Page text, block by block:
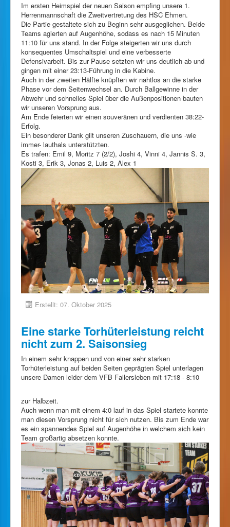
Im ersten Heimspiel der neuen Saison empfing unsere 1.
Herrenmannschaft die Zweitvertretung des HSC Ehmen.
Die Partie gestaltete sich zu Beginn sehr ausgeglichen. Beide
Teams agierten auf Augenhöhe, sodass es nach 15 Minuten
11:10 für uns stand. In der Folge steigerten wir uns durch
konsequentes Umschaltspiel und eine verbesserte
Defensivarbeit. Bis zur Pause setzten wir uns deutlich ab und
gingen mit einer 23:13-Führung in die Kabine.
Auch in der zweiten Hälfte knüpften wir nahtlos an die starke
Phase vor dem Seitenwechsel an. Durch Ballgewinne in der
Abwehr und schnelles Spiel über die Außenpositionen bauten
wir unseren Vorsprung aus.
Am Ende feierten wir einen souveränen und verdienten 38:22-
Erfolg.
Ein besonderer Dank gilt unseren Zuschauern, die uns -wie
immer- lauthals unterstützten.
Es trafen: Emil 9, Moritz 7 (2/2), Joshi 4, Vinni 4, Jannis S. 3,
Kosti 3, Erik 3, Jonas 2, Luis 2, Alex 1
Erstellt: 07. Oktober 2025
Eine starke Torhüterleistung reicht
nicht zum 2. Saisonsieg
In einem sehr knappen und von einer sehr starken
Torhüterleistung auf beiden Seiten geprägten Spiel unterlagen
unsere Damen leider dem VFB Fallersleben mit 17:18 - 8:10
zur Halbzeit.
Auch wenn man mit einem 4:0 lauf in das Spiel startete konnte
man diesen Vorsprung nicht für sich nutzen. Bis zum Ende war
es ein spannendes Spiel auf Augenhöhe in welchem sich kein
Team großartig absetzen konnte.